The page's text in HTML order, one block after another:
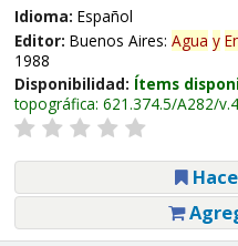
Idioma: Español
Editor: Buenos Aires: Agua y
1988
Disponibilidad: Ítems
topográfica: 621.374.5/A282/v.4